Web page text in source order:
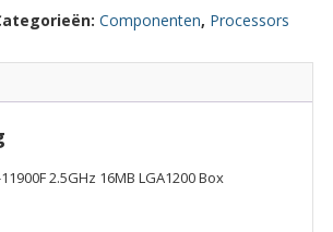
Componenten, Processors
2.5GHz 16MB LGA1200 Box